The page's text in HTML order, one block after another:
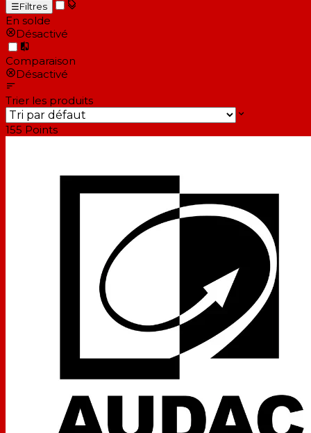
☰Filtres
En solde
Désactivé
Comparaison
Désactivé
Trier les produits
155 Points